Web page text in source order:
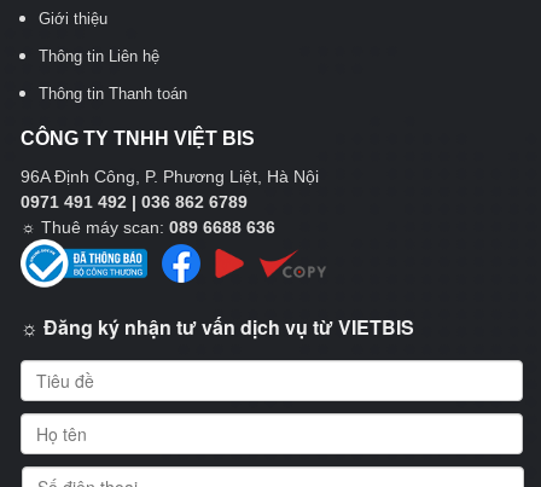
Giới thiệu
Thông tin Liên hệ
Thông tin Thanh toán
CÔNG TY TNHH VIỆT BIS
96A Định Công, P. Phương Liệt, Hà Nội
0971 491 492 | 036 862 6789
☼ Thuê máy scan: 089 6688 636
☼ Đăng ký nhận tư vấn dịch vụ từ VIETBIS